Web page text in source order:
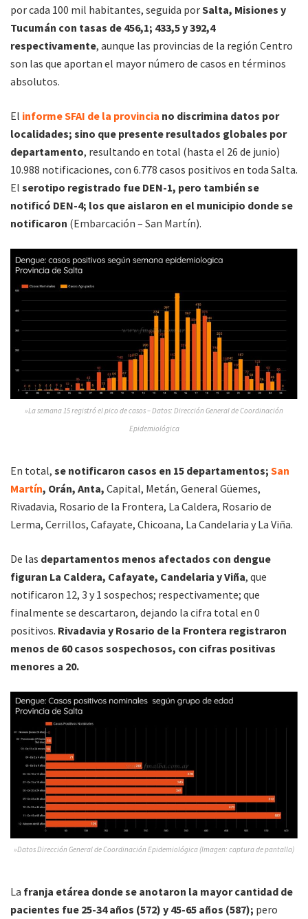
por cada 100 mil habitantes, seguida porSalta, Misiones y
Tucumán con tasas de 456,1; 433,5 y 392,4
respectivamente, aunque las provincias de la región Centro
son las que aportan el mayor número de casos en términos
absolutos.
El informe SFAI de la provincia no discrimina datos por
localidades; sino que presente resultados globales por
departamento, resultando en total (hasta el 26 de junio)
10.988 notificaciones, con 6.778 casos positivos en toda Salta.
El serotipo registrado fue DEN-1, pero también se
notificó DEN-4; los que aislaron en el municipio donde se
notificaron (Embarcación – San Martín).
»La semana 15 registró el pico de casos – Datos: Dirección General de Coordinación
Epidemiológica
En total, se notificaron casos en 15 departamentos; San
Martín, Orán, Anta, Capital, Metán, General Güemes,
Rivadavia, Rosario de la Frontera, La Caldera, Rosario de
Lerma, Cerrillos, Cafayate, Chicoana, La Candelaria y La Viña.
De las departamentos menos afectados con dengue
figuran La Caldera, Cafayate, Candelaria y Viña, que
notificaron 12, 3 y 1 sospechos; respectivamente; que
finalmente se descartaron, dejando la cifra total en 0
positivos. Rivadavia y Rosario de la Frontera registraron
menos de 60 casos sospechosos, con cifras positivas
menores a 20.
»Datos Dirección General de Coordinación Epidemiológica (Imagen: captura de pantalla)
La franja etárea donde se anotaron la mayor cantidad de
pacientes fue 25-34 años (572) y 45-65 años (587); pero